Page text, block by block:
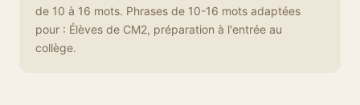
de 10 à 16 mots. Phrases de 10-16 mots adaptées
pour : Élèves de CM2, préparation à l'entrée au
collège.